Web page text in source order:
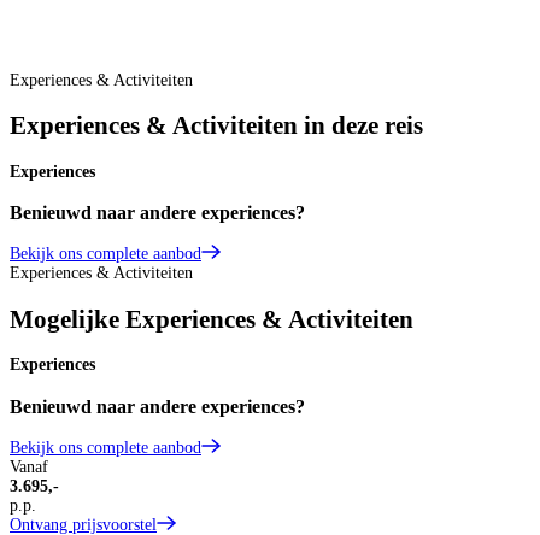
Experiences & Activiteiten
Experiences & Activiteiten in deze reis
Experiences
Benieuwd naar andere experiences?
Bekijk ons complete aanbod
Experiences & Activiteiten
Mogelijke Experiences & Activiteiten
Experiences
Benieuwd naar andere experiences?
Bekijk ons complete aanbod
Vanaf
3.695,-
p.p.
Ontvang prijsvoorstel